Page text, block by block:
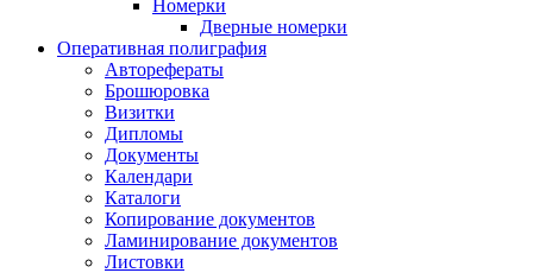
Номерки
Дверные номерки
Оперативная полиграфия
Авторефераты
Брошюровка
Визитки
Дипломы
Документы
Календари
Каталоги
Копирование документов
Ламинирование документов
Листовки